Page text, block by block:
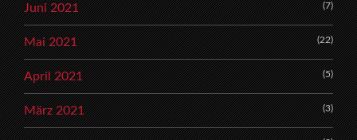
Juni 2021 (7)
Mai 2021 (22)
April 2021 (5)
März 2021 (3)